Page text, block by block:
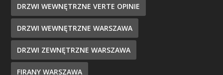
DRZWI WEWNĘTRZNE VERTE OPINIE
DRZWI WEWNĘTRZNE WARSZAWA
DRZWI ZEWNĘTRZNE WARSZAWA
FIRANY WARSZAWA